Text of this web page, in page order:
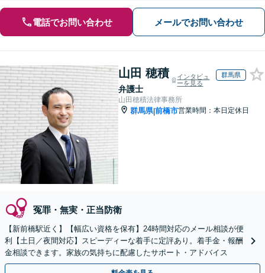
電話でお問い合わせ メールでお問い合わせ
山田 穂積
弁護士
インタビュ
ーを見る
群馬県
山田穂積法律事務所
群馬県|前橋市営業時間：本日定休日
冤罪・無実・正当防衛
【新前橋駅近く】【幅広い資格を保有】24時間対応のメール相談が便
利【土日／夜間対応】スピーディーな着手に定評あり。着手金・報酬
金相談できます。家族の気持ちに配慮したサポート・アドバイス